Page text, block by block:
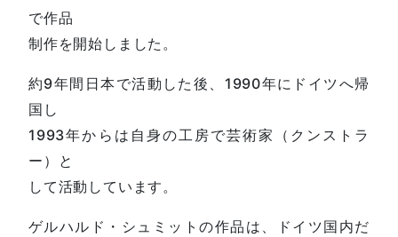
で作品
制作を開始しました。
約9年間日本で活動した後、1990年にドイツへ帰
国し
1993年からは自身の工房で芸術家（クンストラ
ー）と
して活動しています。
ゲルハルド・シュミットの作品は、ドイツ国内だ